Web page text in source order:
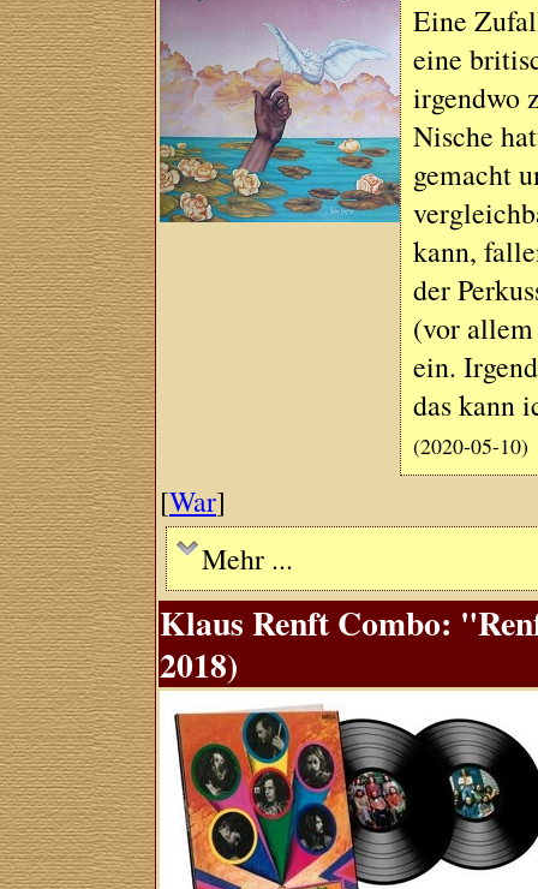
Eine
eine
irgendwo
Nische
gemacht
kann,
der
(vor
ein.
das kann
(2020-05-10)
[War]
Mehr ...
Klaus Renft Combo:
2018)